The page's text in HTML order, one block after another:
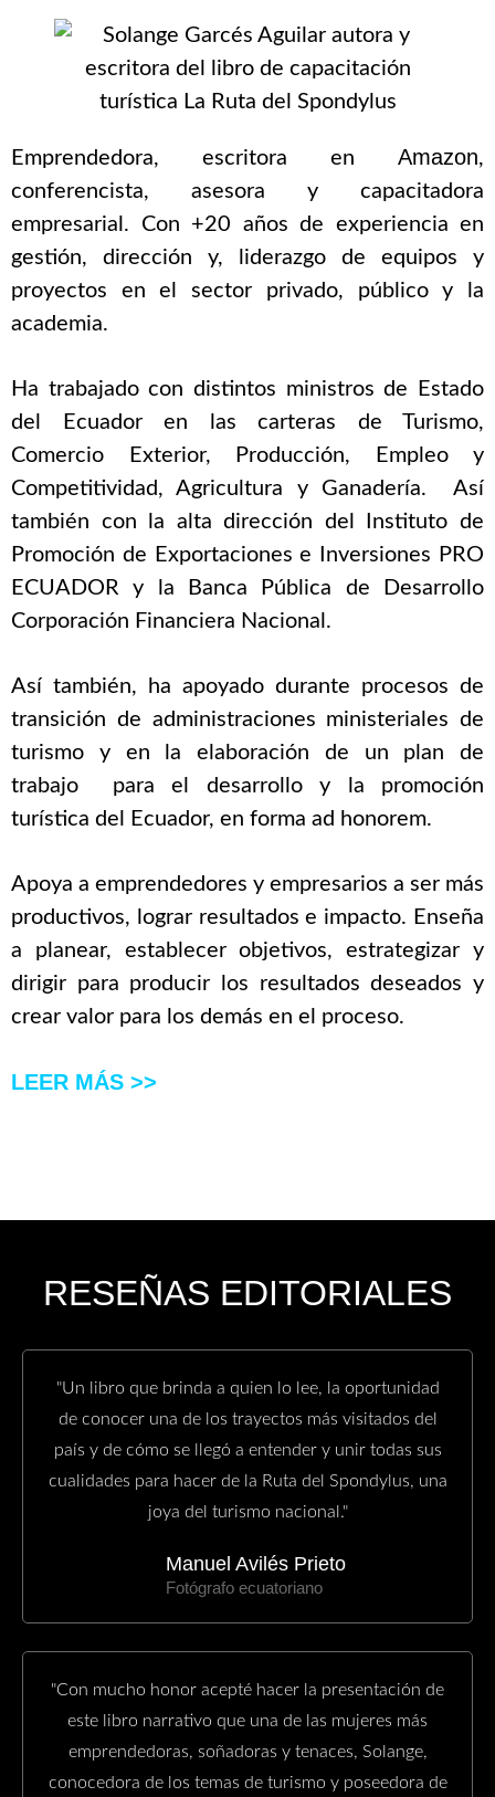
Emprendedora, escritora en Amazon,
conferencista, asesora y capacitadora
empresarial. Con +20 años de experiencia en
gestión, dirección y, liderazgo de equipos y
proyectos en el sector privado, público y la
academia.
Ha trabajado con distintos ministros de Estado
del Ecuador en las carteras de Turismo,
Comercio Exterior, Producción, Empleo y
Competitividad, Agricultura y Ganadería. Así
también con la alta dirección del Instituto de
Promoción de Exportaciones e Inversiones PRO
ECUADOR y la Banca Pública de Desarrollo
Corporación Financiera Nacional.
Así también, ha apoyado durante procesos de
transición de administraciones ministeriales de
turismo y en la elaboración de un plan de
trabajo para el desarrollo y la promoción
turística del Ecuador, en forma ad honorem.
Apoya a emprendedores y empresarios a ser más
productivos, lograr resultados e impacto. Enseña
a planear, establecer objetivos, estrategizar y
dirigir para producir los resultados deseados y
crear valor para los demás en el proceso.
LEER MÁS >>
RESEÑAS EDITORIALES
"Un libro que brinda a quien lo lee, la oportunidad
de conocer una de los trayectos más visitados del
país y de cómo se llegó a entender y unir todas sus
cualidades para hacer de la Ruta del Spondylus, una
joya del turismo nacional."
Manuel Avilés Prieto
Fotógrafo ecuatoriano
"Con mucho honor acepté hacer la presentación de
este libro narrativo que una de las mujeres más
emprendedoras, soñadoras y tenaces, Solange,
conocedora de los temas de turismo y poseedora de